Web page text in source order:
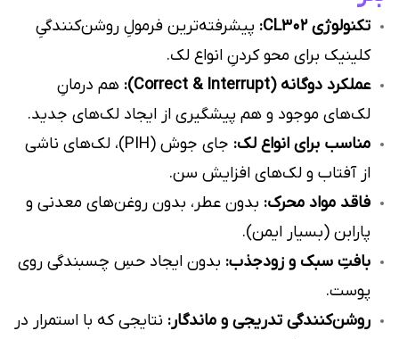
تکنولوژی CL302:
پیشرفته‌ترین فرمولِ روشن‌کنندگیِ
کلینیک برای محو کردنِ انواع لک.
عملکرد دوگانه (Correct & Interrupt):
هم درمانِ
لک‌های موجود و هم پیشگیری از ایجاد لک‌های جدید.
مناسب برای انواع لک:
جای جوش (PIH)، لک‌های ناشی
از آفتاب و لک‌های افزایش سن.
فاقد مواد محرک: بدون عطر، بدون روغن‌های معدنی و
پارابن (بسیار ایمن).
بافتِ سبک و زودجذب: بدون ایجاد حسِ چسبندگی روی
پوست.
روشن‌کنندگی تدریجی و ماندگار: نتایجی که با استمرار در